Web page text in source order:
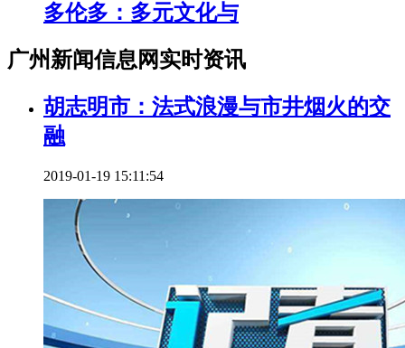
多伦多：多元文化与
广州新闻信息网实时资讯
胡志明市：法式浪漫与市井烟火的交
融
2019-01-19 15:11:54